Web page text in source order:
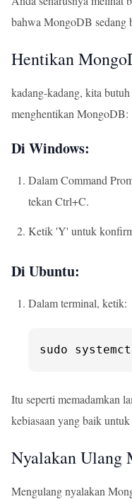
bahwa MongoDB sedang
Hentikan
kadang-kadang, kita
menghentikan MongoDB:
Di Windows:
Dalam Command
tekan Ctrl+C.
Ketik 'Y' untuk
Di Ubuntu:
Dalam terminal, ketik:
sudo
Itu seperti memadamkan
kebiasaan yang baik
Nyalakan Ulang
Mengulang nyalakan